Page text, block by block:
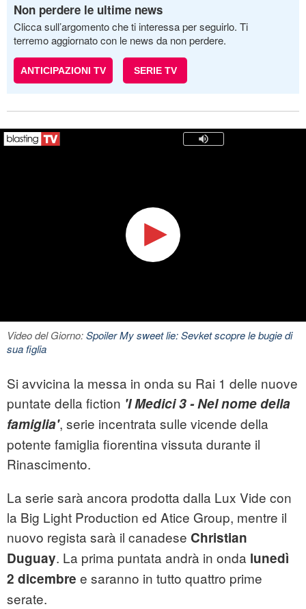
Non perdere le ultime news
Clicca sull’argomento che ti interessa per seguirlo. Ti
terremo aggiornato con le news da non perdere.
ANTICIPAZIONI TV SERIE TV
Video del Giorno:Spoiler My sweet lie: Sevket scopre le bugie di
sua figlia
Si avvicina la messa in onda su Rai 1 delle nuove
puntate della fiction 'IMedici 3 - Nel nome della
famiglia', serie incentrata sulle vicende della
potente famiglia fiorentina vissuta durante il
Rinascimento.
La serie sarà ancora prodotta dalla Lux Vide con
la Big Light Production ed Atice Group, mentre il
nuovo regista sarà il canadese Christian
Duguay. La prima puntata andrà in onda lunedì
2 dicembre e saranno in tutto quattro prime
serate.